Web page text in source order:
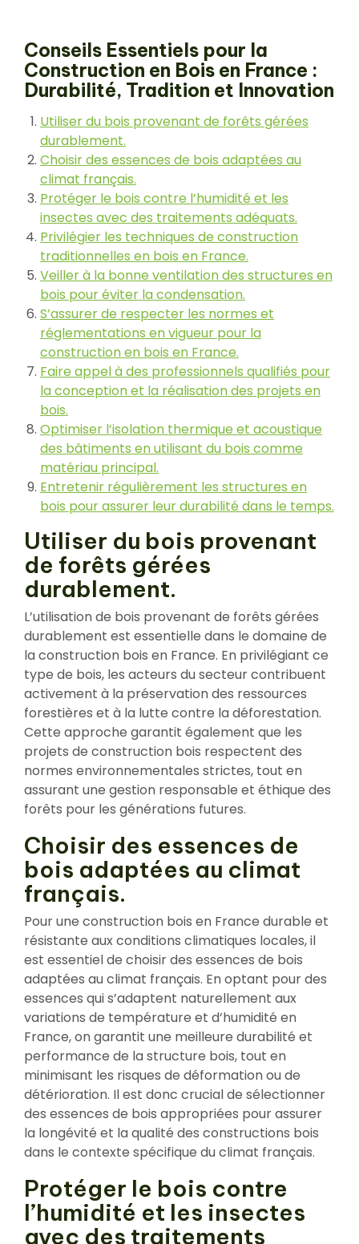
Conseils Essentiels pour la
Construction en Bois en France :
Durabilité, Tradition et Innovation
Utiliser du bois provenant de forêts gérées
durablement.
Choisir des essences de bois adaptées au
climat français.
Protéger le bois contre l’humidité et les
insectes avec des traitements adéquats.
Privilégier les techniques de construction
traditionnelles en bois en France.
Veiller à la bonne ventilation des structures en
bois pour éviter la condensation.
S’assurer de respecter les normes et
réglementations en vigueur pour la
construction en bois en France.
Faire appel à des professionnels qualifiés pour
la conception et la réalisation des projets en
bois.
Optimiser l’isolation thermique et acoustique
des bâtiments en utilisant du bois comme
matériau principal.
Entretenir régulièrement les structures en
bois pour assurer leur durabilité dans le temps.
Utiliser du bois provenant
de forêts gérées
durablement.
L’utilisation de bois provenant de forêts gérées
durablement est essentielle dans le domaine de
la construction bois en France. En privilégiant ce
type de bois, les acteurs du secteur contribuent
activement à la préservation des ressources
forestières et à la lutte contre la déforestation.
Cette approche garantit également que les
projets de construction bois respectent des
normes environnementales strictes, tout en
assurant une gestion responsable et éthique des
forêts pour les générations futures.
Choisir des essences de
bois adaptées au climat
français.
Pour une construction bois en France durable et
résistante aux conditions climatiques locales, il
est essentiel de choisir des essences de bois
adaptées au climat français. En optant pour des
essences qui s’adaptent naturellement aux
variations de température et d’humidité en
France, on garantit une meilleure durabilité et
performance de la structure bois, tout en
minimisant les risques de déformation ou de
détérioration. Il est donc crucial de sélectionner
des essences de bois appropriées pour assurer
la longévité et la qualité des constructions bois
dans le contexte spécifique du climat français.
Protéger le bois contre
l’humidité et les insectes
avec des traitements